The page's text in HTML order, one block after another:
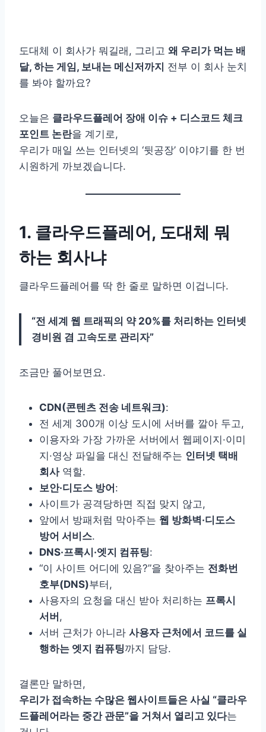
도대체 이 회사가 뭐길래, 그리고 왜 우리가 먹는 배
달, 하는 게임, 보내는 메신저까지 전부 이 회사 눈치
를 봐야 할까요?
오늘은 클라우드플레어 장애 이슈 + 디스코드 체크
포인트 논란을 계기로,
우리가 매일 쓰는 인터넷의 ‘뒷공장’ 이야기를 한 번
시원하게 까보겠습니다.
1. 클라우드플레어, 도대체 뭐
하는 회사냐
클라우드플레어를 딱 한 줄로 말하면 이겁니다.
“전 세계 웹 트래픽의 약 20%를 처리하는 인터넷
경비원 겸 고속도로 관리자”
조금만 풀어보면요.
CDN(콘텐츠 전송 네트워크):
전 세계 300개 이상 도시에 서버를 깔아 두고,
이용자와 가장 가까운 서버에서 웹페이지·이미
지·영상 파일을 대신 전달해주는 인터넷 택배
회사역할.
보안·디도스 방어 :
사이트가 공격당하면 직접 맞지 않고,
앞에서 방패처럼 막아주는 웹 방화벽·디도스
방어 서비스.
DNS·프록시·엣지 컴퓨팅:
“이 사이트 어디에 있음?”을 찾아주는 전화번
호부(DNS)부터,
사용자의 요청을 대신 받아 처리하는 프록시
서버 ,
서버 근처가 아니라 사용자 근처에서 코드를 실
행하는 엣지 컴퓨팅까지 담당.
결론만 말하면,
우리가 접속하는 수많은 웹사이트들은 사실 “클라우
드플레어라는 중간 관문”을 거쳐서 열리고 있다는